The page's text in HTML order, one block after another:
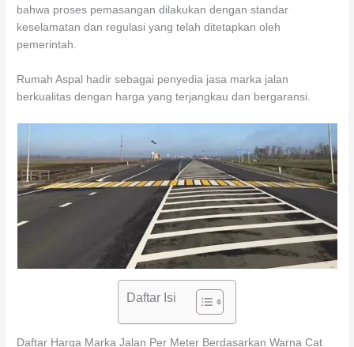
bahwa proses pemasangan dilakukan dengan standar
keselamatan dan regulasi yang telah ditetapkan oleh
pemerintah.
Rumah Aspal hadir sebagai penyedia jasa marka jalan
berkualitas dengan harga yang terjangkau dan bergaransi.
Daftar Isi
Daftar Harga Marka Jalan Per Meter Berdasarkan Warna Cat